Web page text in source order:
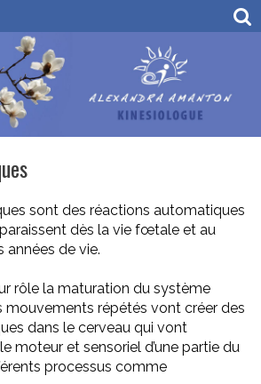
sont des réactions automatiques
dès la vie fœtale et au
années de vie.
rôle la maturation du système
mouvements répétés vont créer des
dans le cerveau qui vont
moteur et sensoriel d’une partie du
processus comme